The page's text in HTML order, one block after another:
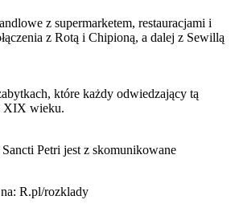
z supermarketem, restauracjami i
z Rotą i Chipioną, a dalej z Sewillą
które każdy odwiedzający tą
XIX wieku.
Petri jest z skomunikowane
R.pl/rozklady